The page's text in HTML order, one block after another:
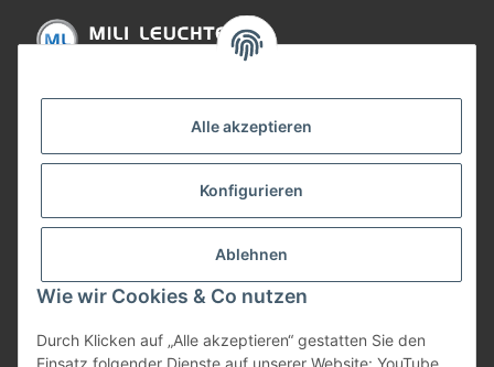
Alle akzeptieren
Konfigurieren
Ablehnen
Wie wir Cookies & Co nutzen
Durch Klicken auf „Alle akzeptieren“ gestatten Sie den
Einsatz folgender Dienste auf unserer Website: YouTube,
Gesetzliche Informationen
Bezahlung